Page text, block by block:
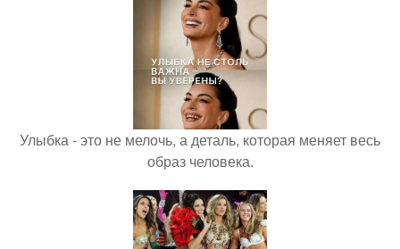
Улыбка - это не мелочь, а деталь, которая меняет весь
образ человека.